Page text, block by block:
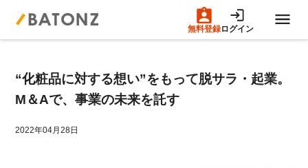
無料登録ログイン
M&A案件一覧
売りたい方へ
“化粧品に対する想い”をもって脱サラ・起業。
M＆Aで、事業の未来を託す
2022年04月28日